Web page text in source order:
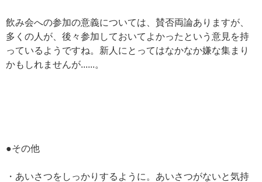
飲み会への参加の意義については、賛否両論ありますが、
多くの人が、後々参加しておいてよかったという意見を持
っているようですね。新人にとってはなかなか嫌な集まり
かもしれませんが......。
●その他
・あいさつをしっかりするように。あいさつがないと気持